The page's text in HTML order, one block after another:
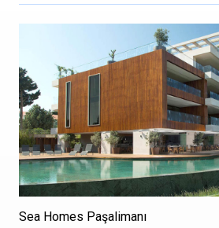
Sea Homes Paşalimanı